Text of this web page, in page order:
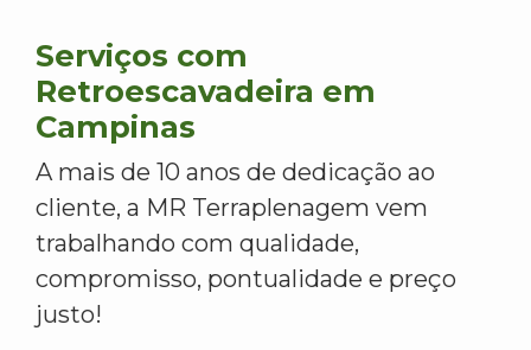
Serviços com
Retroescavadeira em
Campinas
A mais de 10 anos de dedicação ao
cliente, a MR Terraplenagem vem
trabalhando com qualidade,
compromisso, pontualidade e preço
justo!